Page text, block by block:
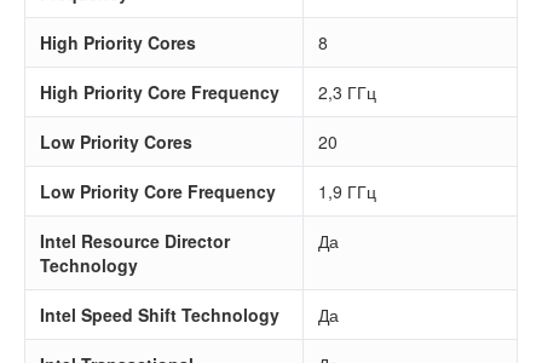
High Priority Cores 8
High Priority Core Frequency 2,3 ГГц
Low Priority Cores 20
Low Priority Core Frequency 1,9 ГГц
Intel Resource Director
Technology
Да
Intel Speed Shift Technology Да